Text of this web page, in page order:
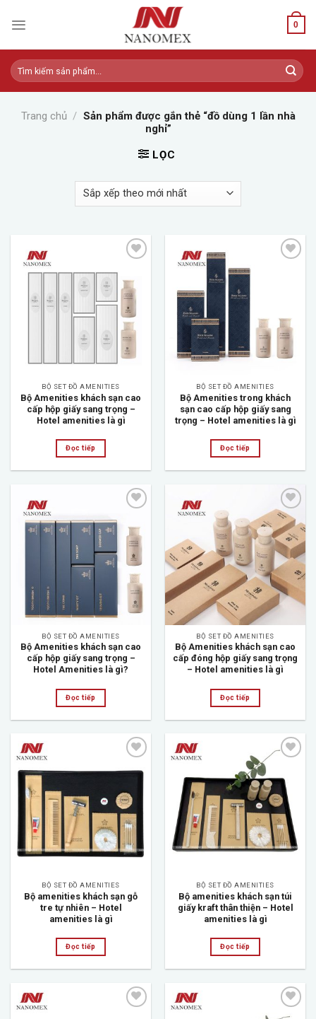
0
Tìm
kiếm:
Trang chủ / Sản phẩm được gắn thẻ “đồ dùng 1 lần nhà
nghỉ”
LỌC
Add to
wishlist
BỘ SET ĐỒ AMENITIES
Bộ Amenities khách sạn cao
cấp hộp giấy sang trọng –
Hotel amenities là gì
Đọc tiếp
BỘ SET ĐỒ AMENITIES
Bộ Amenities trong khách
sạn cao cấp hộp giấy sang
trọng – Hotel amenities là gì
Đọc tiếp
Add to
wishlist
BỘ SET ĐỒ AMENITIES
Bộ Amenities khách sạn cao
cấp hộp giấy sang trọng –
Hotel Amenities là gì?
Đọc tiếp
Add to
wishlist
BỘ SET ĐỒ AMENITIES
Bộ Amenities khách sạn cao
cấp đóng hộp giấy sang trọng
– Hotel amenities là gì
Đọc tiếp
Add to
wishlist
BỘ SET ĐỒ AMENITIES
Bộ amenities khách sạn gỗ
tre tự nhiên – Hotel
amenities là gì
Đọc tiếp
Add to
wishlist
BỘ SET ĐỒ AMENITIES
Bộ amenities khách sạn túi
giấy kraft thân thiện – Hotel
amenities là gì
Đọc tiếp